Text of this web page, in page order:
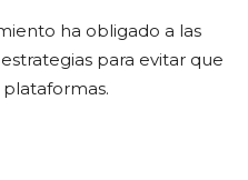
ha obligado a las
para evitar que